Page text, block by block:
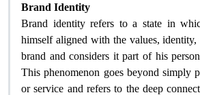
Brand Identity
Brand identity refers to a state in
himself aligned with the values,
brand and considers it part of his
This phenomenon goes beyond simply
or service and refers to the deep